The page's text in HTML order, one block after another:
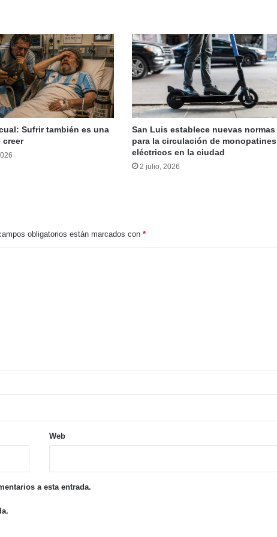
La investigación contra José Hugo Dutto incorpora nuevas pruebas y continúa bajo análisis de la Fiscalía
Cristina Kirchner denunció persecución política y acudió a la ONU por su condena
un acuerdo entre Poggi y Milei
Sufrir también es una
creer
San Luis establece nuevas normas
para la circulación de monopatines
eléctricos en la ciudad
2 julio, 2026
obligatorios están marcados con*
Web
a esta entrada.